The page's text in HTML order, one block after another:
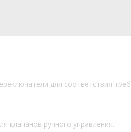
для соответствия
клапанов ручного управления.